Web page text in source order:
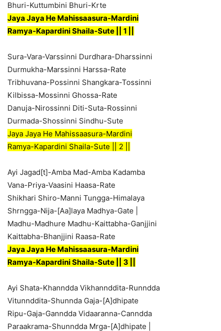
Bhuri-Kuttumbini Bhuri-Krte
Jaya Jaya He Mahissaasura-Mardini
Ramya-Kapardini Shaila-Sute || 1 ||
Sura-Vara-Varssinni Durdhara-Dharssinni
Durmukha-Marssinni Harssa-Rate
Tribhuvana-Possinni Shangkara-Tossinni
Kilbissa-Mossinni Ghossa-Rate
Danuja-Nirossinni Diti-Suta-Rossinni
Durmada-Shossinni Sindhu-Sute
Jaya Jaya He Mahissaasura-Mardini
Ramya-Kapardini Shaila-Sute || 2 ||
Ayi Jagad[t]-Amba Mad-Amba Kadamba
Vana-Priya-Vaasini Haasa-Rate
Shikhari Shiro-Manni Tungga-Himalaya
Shrngga-Nija-[Aa]laya Madhya-Gate |
Madhu-Madhure Madhu-Kaittabha-Ganjjini
Kaittabha-Bhanjjini Raasa-Rate
Jaya Jaya He Mahissaasura-Mardini
Ramya-Kapardini Shaila-Sute || 3 ||
Ayi Shata-Khanndda Vikhannddita-Runndda
Vitunnddita-Shunnda Gaja-[A]dhipate
Ripu-Gaja-Ganndda Vidaaranna-Canndda
Paraakrama-Shunndda Mrga-[A]dhipate |